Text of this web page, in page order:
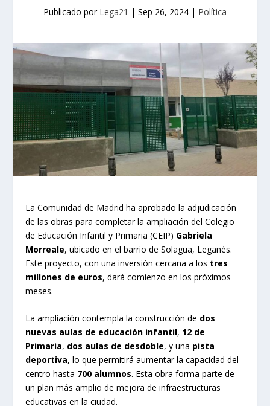
Publicado por Lega21 | Sep 26, 2024 | Política
La Comunidad de Madrid ha aprobado la adjudicación
de las obras para completar la ampliación del Colegio
de Educación Infantil y Primaria (CEIP) Gabriela
Morreale, ubicado en el barrio de Solagua, Leganés.
Este proyecto, con una inversión cercana a los tres
millones de euros, dará comienzo en los próximos
meses.
La ampliación contempla la construcción de dos
nuevas aulas de educación infantil, 12 de
Primaria, dos aulas de desdoble, y una pista
deportiva, lo que permitirá aumentar la capacidad del
centro hasta 700 alumnos. Esta obra forma parte de
un plan más amplio de mejora de infraestructuras
educativas en la ciudad.